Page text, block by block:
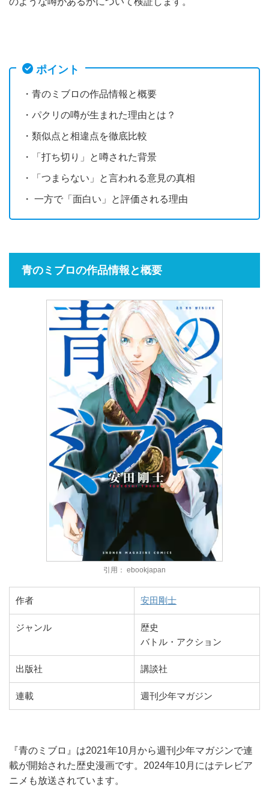
ポイント
・青のミブロの作品情報と概要
・パクリの噂が生まれた理由とは？
・類似点と相違点を徹底比較
・「打ち切り」と噂された背景
・「つまらない」と言われる意見の真相
・ 一方で「面白い」と評価される理由
青のミブロの作品情報と概要
引用： ebookjapan
作者 安田剛士
ジャンル
歴史
バトル・アクション
出版社 講談社
連載 週刊少年マガジン
『青のミブロ』は2021年10月から週刊少年マガジンで連
載が開始された歴史漫画です。2024年10月にはテレビア
ニメも放送されています。